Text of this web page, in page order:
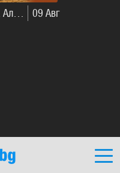
ТУРАНДОТ- опера- Пл. Ал. Невски 25/26г. 09 Авг